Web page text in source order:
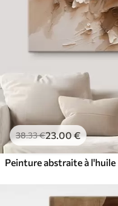
38.33€23.00€
Peinture abstraite à l'huile